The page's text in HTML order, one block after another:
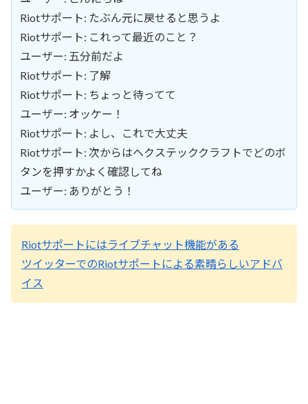
Riotサポート: たぶん元に戻せると思うよ
Riotサポート: これって最近のこと？
ユーザー: 五分前だよ
Riotサポート: 了解
Riotサポート: ちょっと待ってて
ユーザー: オッケー！
Riotサポート: よし、これで大丈夫
Riotサポート: 次からはヘクステッククラフトでどのボ
タンを押すかよく確認してね
ユーザー: ありがとう！
Riotサポートにはライブチャット機能がある
ツイッターでのRiotサポートによる素晴らしいアドバ
イス